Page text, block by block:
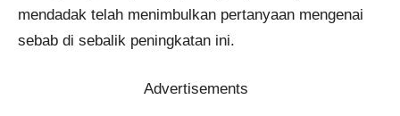
mendadak telah menimbulkan pertanyaan mengenai
sebab di sebalik peningkatan ini.
Advertisements